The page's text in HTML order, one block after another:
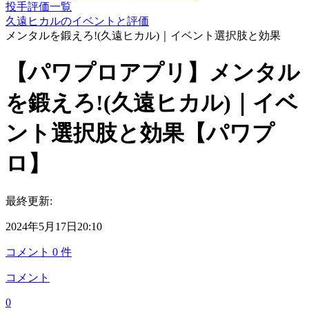
投手評価一覧
久遠ヒカルのイベントと評価
メンタルを鍛えろ!(久遠ヒカル)｜イベント選択肢と効果
【パワプロアプリ】メンタル
を鍛えろ!(久遠ヒカル)｜イベ
ント選択肢と効果【パワプ
ロ】
最終更新:
2024年5月17日20:10
コメント 0 件
コメント
0